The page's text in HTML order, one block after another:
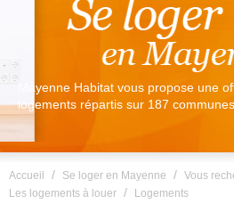
Mayenne Habitat vous propose une
logements répartis sur 187
Accueil / Se loger en Mayenne / Vous
Les logements à louer / Logements